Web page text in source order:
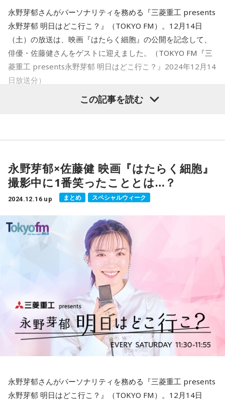
はない。ジューシー」
加藤さんがオオゼキの雷門店で購入。 1袋 499円ほどで購入
しました。
「甘い！味が全然違う！甘さがガツンとくる！デザートとい
う感じ。」
した。
『愛媛県産 蜜る』
・サイズは中玉？
・1袋の重さは、630g
「オレンジ色が濃い気がする。これも味が違う！美味しい！
甘さがまろやか、品がある。」
こちらは、ヤオコーで購入。1袋 698円ほどで購入しました。
永野芽郁さんがパーソナリティを務める『三菱重工 presents
永野芽郁 明日はどこ行こ？』（TOKYO FM）。12月14日
（土）の放送は、映画『はたらく細胞』の公開を記念して、
俳優・佐藤健さんをゲストに迎えました。（TOKYO FM『三
菱重工 presents永野芽郁 明日はどこ行こ？』2024年12月14
日放送分）
この記事を読む
永野芽郁×佐藤健 映画『はたらく細胞』
撮影中に1番笑ったこととは…？
2024.12.16 up まとめ スペシャルウィーク
永野芽郁さんがパーソナリティを務める『三菱重工 presents
永野芽郁 明日はどこ行こ？』（TOKYO FM）。12月14日